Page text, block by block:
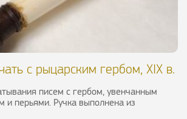
с рыцарским гербом, XIX в.
писем с гербом, увенчанным
и перьями. Ручка выполнена из